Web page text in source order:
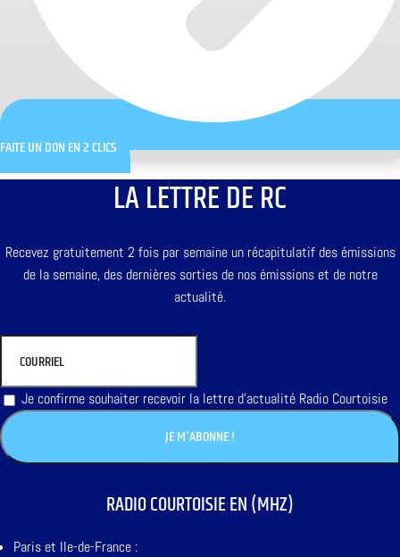
FAITE UN DON EN 2 CLICS
LA LETTRE DE RC
Recevez gratuitement 2 fois par semaine un récapitulatif des émissions
de la semaine, des dernières sorties de nos émissions et de notre
actualité.
Je confirme souhaiter recevoir la lettre d'actualité Radio Courtoisie
RADIO COURTOISIE EN (MHZ)
Paris et Ile-de-France :